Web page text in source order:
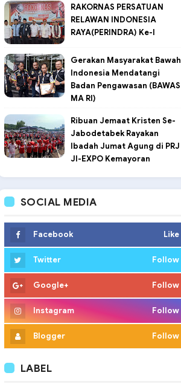
RAKORNAS PERSATUAN
RELAWAN INDONESIA
RAYA(PERINDRA) Ke-I
Gerakan Masyarakat Bawah
Indonesia Mendatangi
Badan Pengawasan (BAWAS
MA RI)
Ribuan Jemaat Kristen Se-
Jabodetabek Rayakan
Ibadah Jumat Agung di PRJ
JI-EXPO Kemayoran
SOCIAL MEDIA
Facebook Like
Twitter Follow
Google+ Follow
Instagram Follow
Blogger Follow
LABEL